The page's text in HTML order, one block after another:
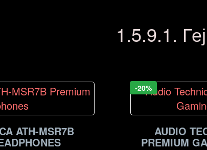
1.5.9.1.
ATH-MSR7B
-20%
AUDIO
PREMIUM